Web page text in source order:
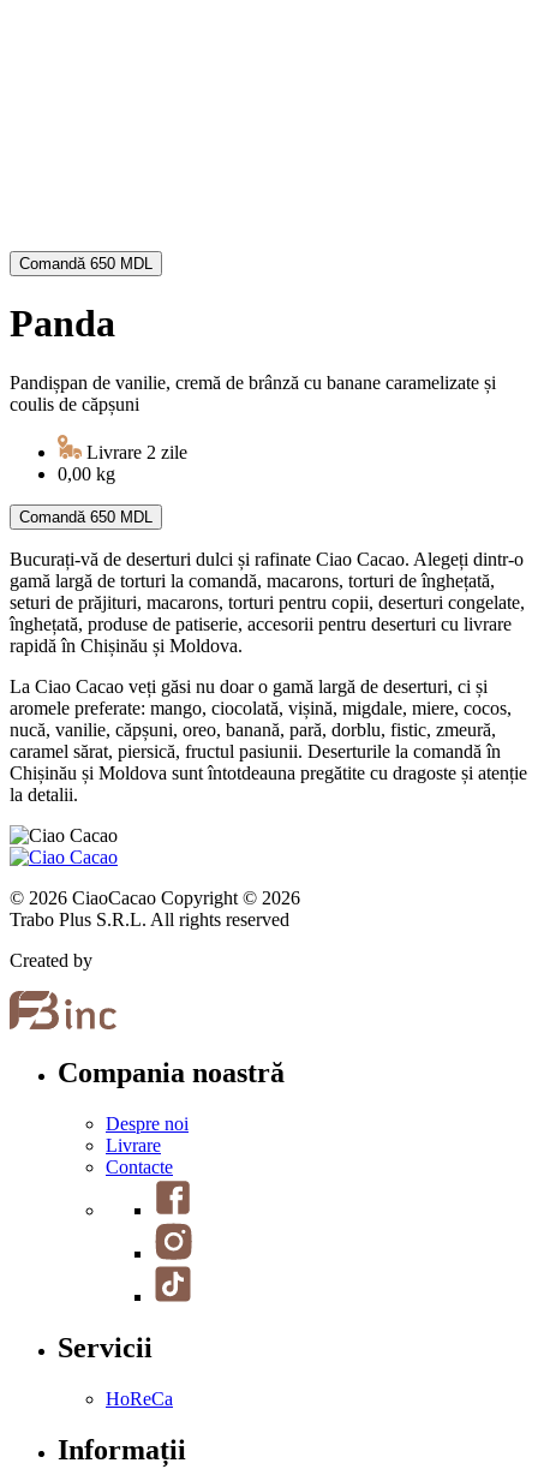
Comandă 650 MDL
Panda
Pandișpan de vanilie, cremă de brânză cu banane caramelizate și
coulis de căpșuni
Livrare 2 zile
0,00 kg
Comandă 650 MDL
Bucurați-vă de deserturi dulci și rafinate Ciao Cacao. Alegeți dintr-o
gamă largă de torturi la comandă, macarons, torturi de înghețată,
seturi de prăjituri, macarons, torturi pentru copii, deserturi congelate,
înghețată, produse de patiserie, accesorii pentru deserturi cu livrare
rapidă în Chișinău și Moldova.
La Ciao Cacao veți găsi nu doar o gamă largă de deserturi, ci și
aromele preferate: mango, ciocolată, vișină, migdale, miere, cocos,
nucă, vanilie, căpșuni, oreo, banană, pară, dorblu, fistic, zmeură,
caramel sărat, piersică, fructul pasiunii. Deserturile la comandă în
Chișinău și Moldova sunt întotdeauna pregătite cu dragoste și atenție
la detalii.
© 2026 CiaoCacao Copyright © 2026
Trabo Plus S.R.L. All rights reserved
Created by
Compania noastră
Despre noi
Livrare
Contacte
Servicii
HoReCa
Informații